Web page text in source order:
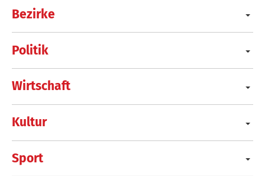
Bezirke
Politik
Wirtschaft
Kultur
Sport